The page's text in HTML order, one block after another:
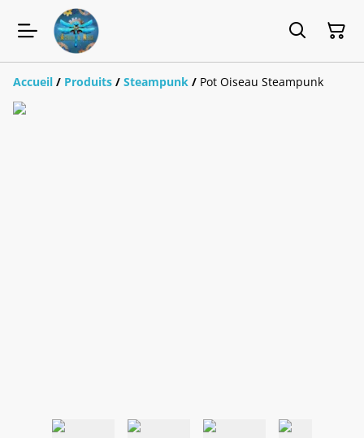
Accueil / Produits / Steampunk / Pot Oiseau Steampunk